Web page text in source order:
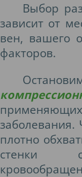
Выбор
зависит от
вен, вашего
факторов.
заболевания.
плотно
стенки